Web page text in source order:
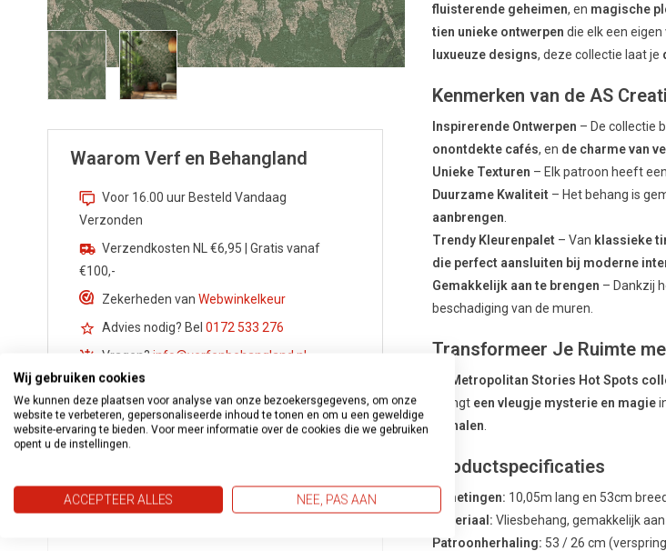
Waarom Verf en Behangland
Voor 16.00 uur Besteld Vandaag
Verzonden
Verzendkosten NL €6,95 | Gratis vanaf
€100,-
Zekerheden van Webwinkelkeur
Advies nodig? Bel 0172 533 276
Vragen? info@verfenbehangland.nl
Whatsapp
fluisterende geheimen, en magische
tien unieke ontwerpen die elk een
luxueuze designs, deze collectie laat je
Kenmerken van de AS
Inspirerende Ontwerpen – De collectie
onontdekte cafés, en de charme van
Unieke Texturen – Elk patroon heeft een
Duurzame Kwaliteit – Het behang is
aanbrengen
Trendy Kleurenpalet – Van klassieke
die perfect aansluiten bij moderne
Gemakkelijk aan te brengen – Dankzij
beschadiging van de muren.
Transformeer Je Ruimte
Metropolitan Stories Hot Spots
brengt een vleugje mysterie en magie
verhalen
Productspecificaties
Afmetingen: 10,05m lang en 53cm breed
Materiaal: Vliesbehang, gemakkelijk
Patroonherhaling: 53 / 26 cm
Wij gebruiken cookies
We kunnen deze plaatsen voor analyse van onze bezoekersgegevens, om onze
website te verbeteren, gepersonaliseerde inhoud te tonen en om u een geweldige
website-ervaring te bieden. Voor meer informatie over de cookies die we gebruiken
opent u de instellingen.
ACCEPTEER ALLES NEE, PAS AAN